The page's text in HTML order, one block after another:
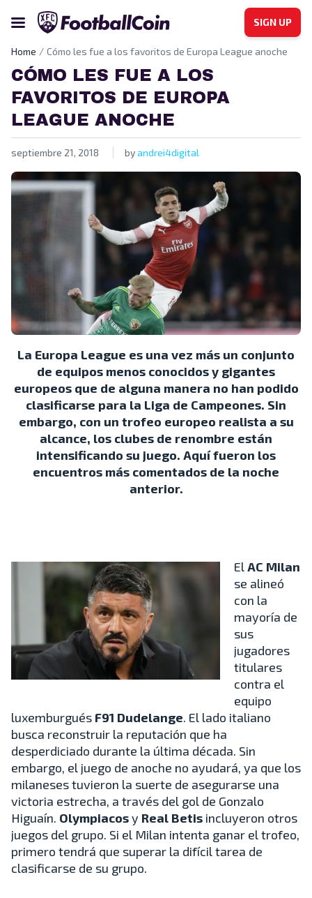
SIGN UP
Home Cómo les fue a los favoritos de Europa League anoche
CÓMO LES FUE A LOS
FAVORITOS DE EUROPA
LEAGUE ANOCHE
septiembre 21, 2018 byandrei4digital
La Europa League es una vez más un conjunto
de equipos menos conocidos y gigantes
europeos que de alguna manera no han podido
clasificarse para la Liga de Campeones. Sin
embargo, con un trofeo europeo realista a su
alcance, los clubes de renombre están
intensificando su juego. Aquí fueron los
encuentros más comentados de la noche
anterior.
ElAC Milan
se alineó
con la
mayoría de
sus
jugadores
titulares
contra el
equipo
luxemburgués F91 Dudelange. El lado italiano
busca reconstruir la reputación que ha
desperdiciado durante la última década. Sin
embargo, el juego de anoche no ayudará, ya que los
milaneses tuvieron la suerte de asegurarse una
victoria estrecha, a través del gol de Gonzalo
Higuaín. Olympiacosy Real Betis incluyeron otros
juegos del grupo. Si el Milan intenta ganar el trofeo,
primero tendrá que superar la difícil tarea de
clasificarse de su grupo.